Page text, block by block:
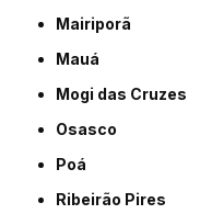
Mairiporã
Mauá
Mogi das Cruzes
Osasco
Poá
Ribeirão Pires